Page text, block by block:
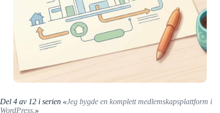
Del 4 av 12 i serien «Jeg bygde en komplett medlemskapsplattform i
WordPress.»